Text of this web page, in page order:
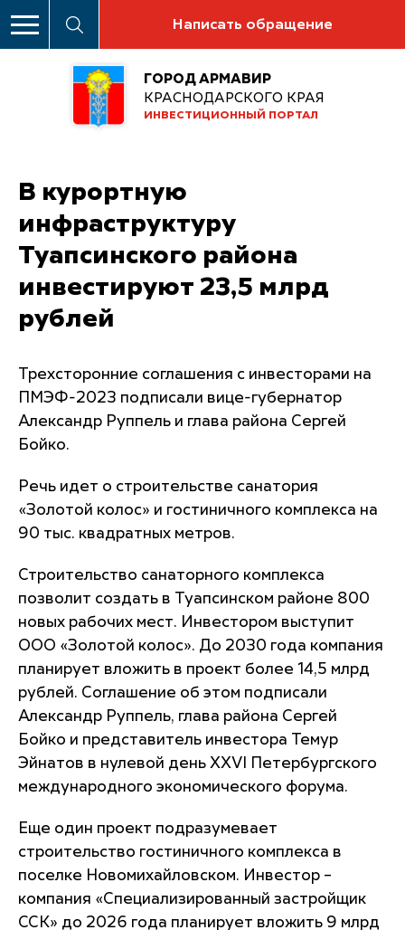
Написать обращение
ГОРОД АРМАВИР
КРАСНОДАРСКОГО КРАЯ
ИНВЕСТИЦИОННЫЙ ПОРТАЛ
В курортную
инфраструктуру
Туапсинского района
инвестируют 23,5 млрд
рублей
Трехсторонние соглашения с инвесторами на
ПМЭФ-2023 подписали вице-губернатор
Александр Руппель и глава района Сергей
Бойко.
Речь идет о строительстве санатория
«Золотой колос» и гостиничного комплекса на
90 тыс. квадратных метров.
Строительство санаторного комплекса
позволит создать в Туапсинском районе 800
новых рабочих мест. Инвестором выступит
ООО «Золотой колос». До 2030 года компания
планирует вложить в проект более 14,5 млрд
рублей. Соглашение об этом подписали
Александр Руппель, глава района Сергей
Бойко и представитель инвестора Темур
Эйнатов в нулевой день XXVI Петербургского
международного экономического форума.
Еще один проект подразумевает
строительство гостиничного комплекса в
поселке Новомихайловском. Инвестор –
компания «Специализированный застройщик
ССК» до 2026 года планирует вложить 9 млрд